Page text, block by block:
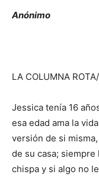
Anónimo
LA COLUMNA
Jessica tenía 16
esa edad ama la
versión de si
de su casa; siempre
chispa y si algo no